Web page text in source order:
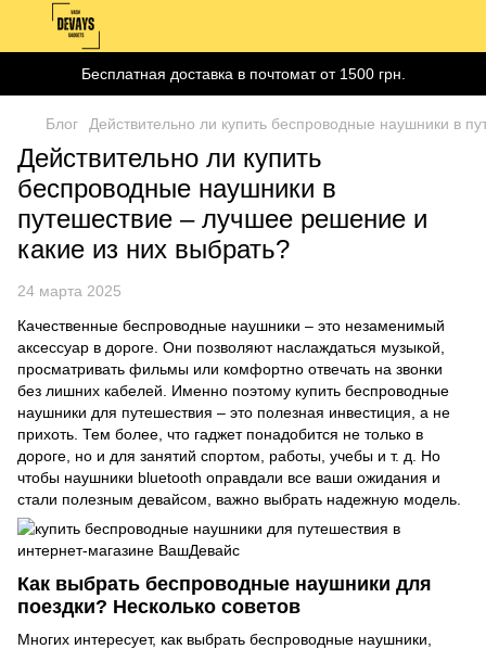
Бесплатная доставка в почтомат от 1500 грн.
Блог Действительно ли купить беспроводные наушники в
Действительно ли купить
беспроводные наушники в
путешествие – лучшее решение и
какие из них выбрать?
24 марта 2025
Качественные беспроводные наушники – это незаменимый
аксессуар в дороге. Они позволяют наслаждаться музыкой,
просматривать фильмы или комфортно отвечать на звонки
без лишних кабелей. Именно поэтому купить беспроводные
наушники для путешествия – это полезная инвестиция, а не
прихоть. Тем более, что гаджет понадобится не только в
дороге, но и для занятий спортом, работы, учебы и т. д. Но
чтобы наушники bluetooth оправдали все ваши ожидания и
стали полезным девайсом, важно выбрать надежную модель.
Как выбрать беспроводные наушники для
поездки? Несколько советов
Многих интересует, как выбрать беспроводные наушники,